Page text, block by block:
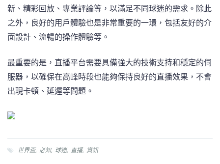
新、精彩回放、專業評論等，以滿足不同球迷的需求。除此
之外，良好的用戶體驗也是非常重要的一環，包括友好的介
面設計、流暢的操作體驗等。
最重要的是，直播平台需要具備強大的技術支持和穩定的伺
服器，以確保在高峰時段也能夠保持良好的直播效果，不會
出現卡頓、延遲等問題。
世界盃, 必知, 球迷, 直播, 資訊